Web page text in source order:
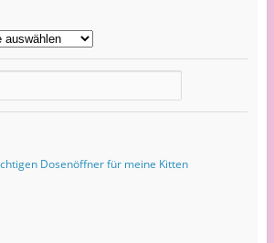
Dosenöffner für meine Kitten